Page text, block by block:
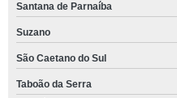
Santana de Parnaíba
Suzano
São Caetano do Sul
Taboão da Serra